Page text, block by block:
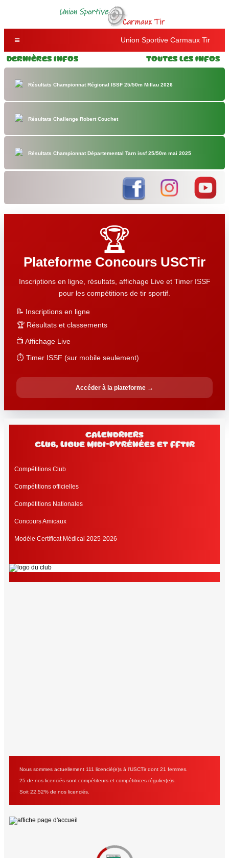
Union Sportive Carmaux Tir
Dernières Infos Toutes les Infos
Résultats Championnat Régional ISSF 25/50m Millau 2026
Résultats Challenge Robert Couchet
Résultats Championnat Départemental Tarn issf 25/50m mai 2025
🏆
Plateforme Concours USCTir
Inscriptions en ligne, résultats, affichage Live et Timer ISSF
pour les compétitions de tir sportif.
📝 Inscriptions en ligne
🏆 Résultats et classements
📺 Affichage Live
⏱️ Timer ISSF (sur mobile seulement)
Accéder à la plateforme →
Calendriers
club, Ligue Midi-Pyrénées et FFtir
Compétitions Club
Compétitions officielles
Compétitions Nationales
Concours Amicaux
Modèle Certificat Médical 2025-2026
Nous sommes actuellement 111 licencié(e)s à l'USCTir dont 21 femmes.
25 de nos licenciés sont compétiteurs et compétitrices régulier(e)s.
Soit 22.52% de nos licenciés.